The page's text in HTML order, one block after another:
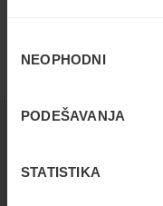
сагласности
NEOPHODNI
PODEŠAVANJA
STATISTIKA